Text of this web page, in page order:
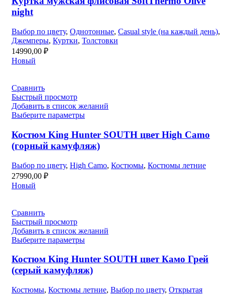
night
Выбор по цвету, Однотонные, Casual style (на каждый день),
Джемперы, Куртки, Толстовки
14990,00 ₽
Новый
Сравнить
Быстрый просмотр
Добавить в список желаний
Выберите параметры
Костюм King Hunter SOUTH цвет High Camo
(горный камуфляж)
Выбор по цвету, High Camo, Костюмы, Костюмы летние
27990,00 ₽
Новый
Сравнить
Быстрый просмотр
Добавить в список желаний
Выберите параметры
Костюм King Hunter SOUTH цвет Камо Грей
(серый камуфляж)
Костюмы, Костюмы летние, Выбор по цвету, Открытая